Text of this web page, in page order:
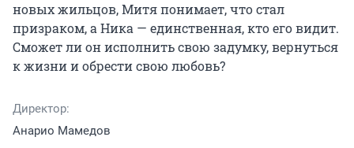
новых жильцов, Митя понимает, что стал
призраком, а Ника — единственная, кто его видит.
Сможет ли он исполнить свою задумку, вернуться
к жизни и обрести свою любовь?
Директор:
Анарио Мамедов